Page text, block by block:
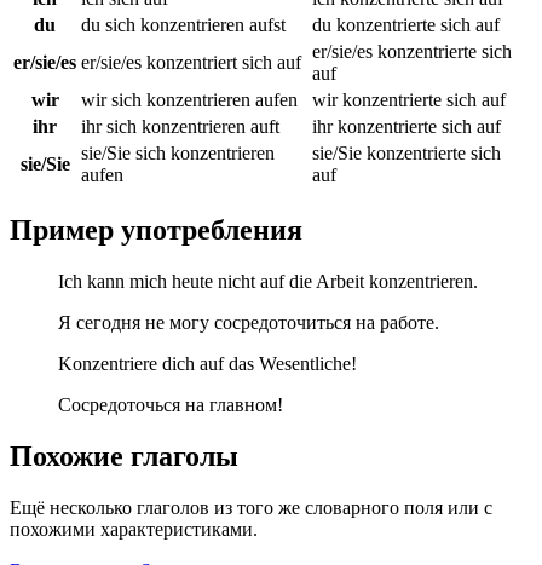
du
du sich konzentrieren aufst
du konzentrierte sich auf
er/sie/es er/sie/es konzentriert sich auf
er/sie/es konzentrierte sich
auf
wir
wir sich konzentrieren aufen
wir konzentrierte sich auf
ihr
ihr sich konzentrieren auft
ihr konzentrierte sich auf
sie/Sie
sie/Sie sich konzentrieren
aufen
sie/Sie konzentrierte sich
auf
Пример употребления
Ich kann mich heute nicht auf die Arbeit konzentrieren.
Я сегодня не могу сосредоточиться на работе.
Konzentriere dich auf das Wesentliche!
Сосредоточься на главном!
Похожие глаголы
Ещё несколько глаголов из того же словарного поля или с
похожими характеристиками.